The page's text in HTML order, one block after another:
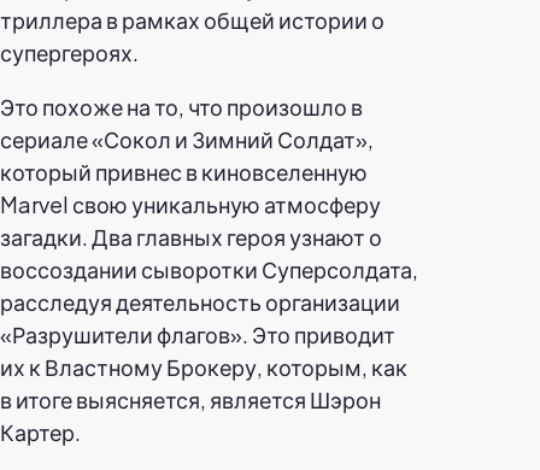
триллера в рамках общей истории о
супергероях.
Это похоже на то, что произошло в
сериале «Сокол и Зимний Солдат»,
который привнес в киновселенную
Marvel свою уникальную атмосферу
загадки. Два главных героя узнают о
воссоздании сыворотки Суперсолдата,
расследуя деятельность организации
«Разрушители флагов». Это приводит
их к Властному Брокеру, которым, как
в итоге выясняется, является Шэрон
Картер.